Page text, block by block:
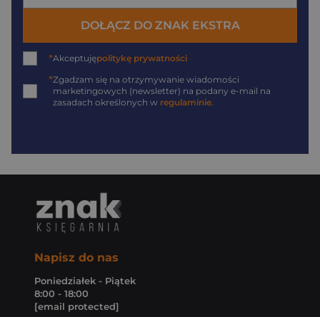
DOŁĄCZ DO ZNAK EKSTRA
*Akceptujępolitykę prywatności
*Zgadzam się na otrzymywanie wiadomości
marketingowych (newsletter) na podany e-mail na
zasadach określonych w regulaminie.
Napisz do nas
Poniedziałek - Piątek
8:00 - 18:00
[email protected]